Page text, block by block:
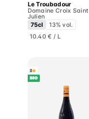
Le Troubadour
Domaine Croix Saint
Julien
75cl
13% vol.
10.40 € / L
5
BIO